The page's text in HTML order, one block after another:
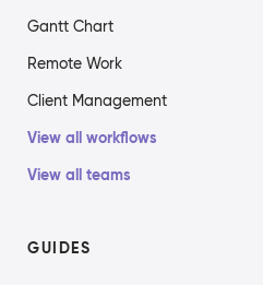
Gantt Chart
Remote Work
Client Management
View all workflows
View all teams
GUIDES